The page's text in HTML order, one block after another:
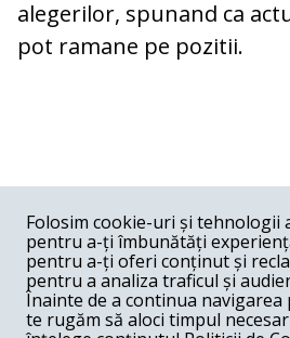
alegerilor, spunand ca
pot ramane pe pozitii.
COMENTARII
Nume
Email
Folosim cookie-uri și tehnologii
pentru a-ți îmbunătăți
pentru a-ți oferi conținut și
pentru a analiza traficul și
Înainte de a continua
te rugăm să aloci timpul